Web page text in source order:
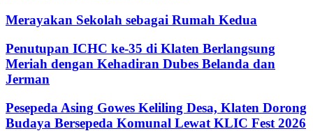
Merayakan Sekolah sebagai Rumah Kedua
Penutupan ICHC ke-35 di Klaten Berlangsung
Meriah dengan Kehadiran Dubes Belanda dan
Jerman
Pesepeda Asing Gowes Keliling Desa, Klaten Dorong
Budaya Bersepeda Komunal Lewat KLIC Fest 2026